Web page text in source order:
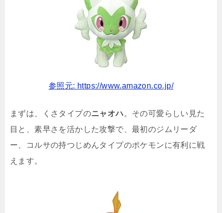
参照元: https://www.amazon.co.jp/
まずは、くさタイプのニャオハ。その可愛らしい見た
目と、素早さを活かした攻撃で、最初のジムリーダ
ー、コルサの持つじめんタイプのポケモンに有利に戦
えます。